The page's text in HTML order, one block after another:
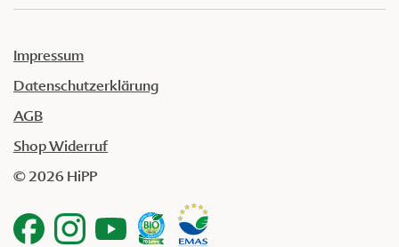
Impressum
Datenschutzerklärung
AGB
Shop Widerruf
© 2026 HiPP